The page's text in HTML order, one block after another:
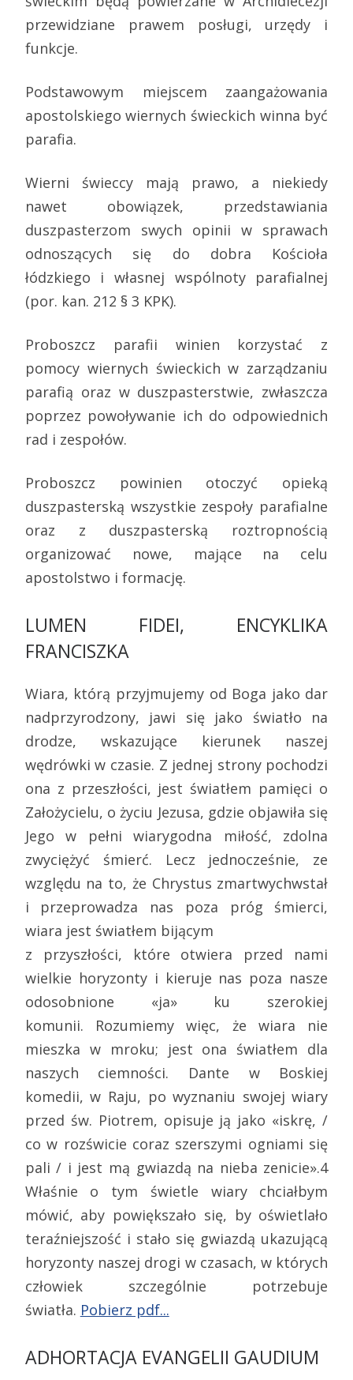
przewidziane prawem posługi, urzędy i
funkcje.
Podstawowym miejscem zaangażowania
apostolskiego wiernych świeckich winna być
parafia.
Wierni świeccy mają prawo, a niekiedy
nawet obowiązek, przedstawiania
duszpasterzom swych opinii w sprawach
odnoszących się do dobra Kościoła
łódzkiego i własnej wspólnoty parafialnej
(por. kan. 212 § 3 KPK).
Proboszcz parafii winien korzystać z
pomocy wiernych świeckich w zarządzaniu
parafią oraz w duszpasterstwie, zwłaszcza
poprzez powoływanie ich do odpowiednich
rad i zespołów.
Proboszcz powinien otoczyć opieką
duszpasterską wszystkie zespoły parafialne
oraz z duszpasterską roztropnością
organizować nowe, mające na celu
apostolstwo i formację.
LUMEN FIDEI, ENCYKLIKA
FRANCISZKA
Wiara, którą przyjmujemy od Boga jako dar
nadprzyrodzony, jawi się jako światło na
drodze, wskazujące kierunek naszej
wędrówki w czasie. Z jednej strony pochodzi
ona z przeszłości, jest światłem pamięci o
Założycielu, o życiu Jezusa, gdzie objawiła się
Jego w pełni wiarygodna miłość, zdolna
zwyciężyć śmierć. Lecz jednocześnie, ze
względu na to, że Chrystus zmartwychwstał
i przeprowadza nas poza próg śmierci,
wiara jest światłem bijącym
z przyszłości, które otwiera przed nami
wielkie horyzonty i kieruje nas poza nasze
odosobnione «ja» ku szerokiej
komunii. Rozumiemy więc, że wiara nie
mieszka w mroku; jest ona światłem dla
naszych ciemności. Dante w Boskiej
komedii, w Raju, po wyznaniu swojej wiary
przed św. Piotrem, opisuje ją jako «iskrę, /
co w rozświcie coraz szerszymi ogniami się
pali / i jest mą gwiazdą na nieba zenicie».4
Właśnie o tym świetle wiary chciałbym
mówić, aby powiększało się, by oświetlało
teraźniejszość i stało się gwiazdą ukazującą
horyzonty naszej drogi w czasach, w których
człowiek szczególnie potrzebuje
światła. Pobierz pdf...
ADHORTACJA EVANGELII GAUDIUM